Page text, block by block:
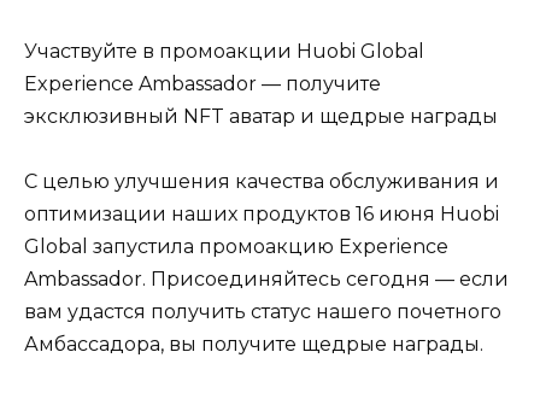
Участвуйте в промоакции Huobi Global
Experience Ambassador — получите
эксклюзивный NFT аватар и щедрые награды
С целью улучшения качества обслуживания и
оптимизации наших продуктов 16 июня Huobi
Global запустила промоакцию Experience
Ambassador. Присоединяйтесь сегодня — если
вам удастся получить статус нашего почетного
Амбассадора, вы получите щедрые награды.